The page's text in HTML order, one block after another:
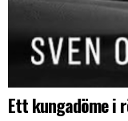
Ett kungadöme i